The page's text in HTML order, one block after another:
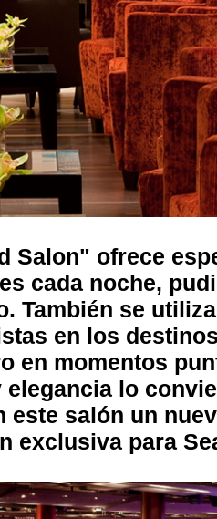
Salon" ofrece
cada noche,
También se
en los
en momentos
lo
este salón un
exclusiva para